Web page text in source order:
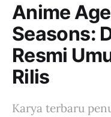
Anime
Seasons:
Resmi
Rilis
Karya terbaru